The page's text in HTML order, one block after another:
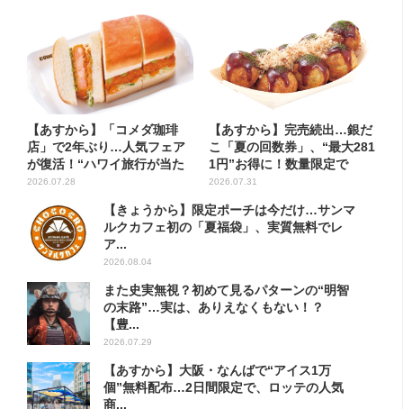
【あすから】「コメダ珈琲
店」で2年ぶり…人気フェア
が復活！“ハワイ旅行が当た
る”...
2026.07.28
【あすから】完売続出…銀だ
こ「夏の回数券」、“最大281
1円”お得に！数量限定で
2026.07.31
【きょうから】限定ポーチは今だけ…サンマ
ルクカフェ初の「夏福袋」、実質無料でレ
ア...
2026.08.04
また史実無視？初めて見るパターンの“明智
の末路”…実は、ありえなくもない！？
【豊...
2026.07.29
【あすから】大阪・なんばで“アイス1万
個”無料配布…2日間限定で、ロッテの人気
商...